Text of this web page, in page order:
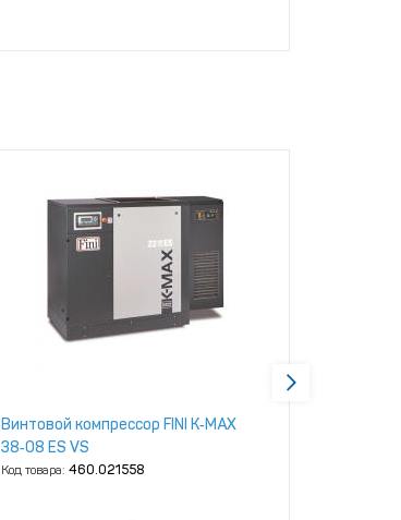
Винтовой компрессор FINI K‑MAX
38‑08 ES VS
Код товара: 460.021558